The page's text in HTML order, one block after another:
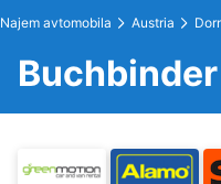
Najem avtomobila Austria